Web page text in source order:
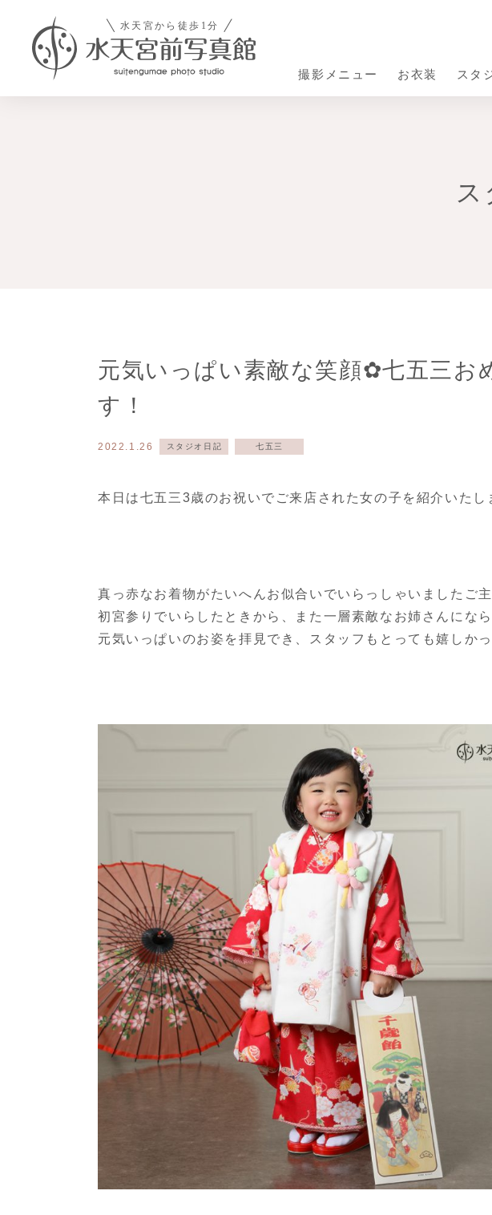
撮影メニュー お衣装 スタ
ス
元気いっぱい素敵な笑顔✿七五三お
す！
2022.1.26 スタジオ日記 七五三
本日は七五三3歳のお祝いでご来店された女の子を紹介いたし
真っ赤なお着物がたいへんお似合いでいらっしゃいましたご主
初宮参りでいらしたときから、また一層素敵なお姉さんにな
元気いっぱいのお姿を拝見でき、スタッフもとっても嬉しかっ